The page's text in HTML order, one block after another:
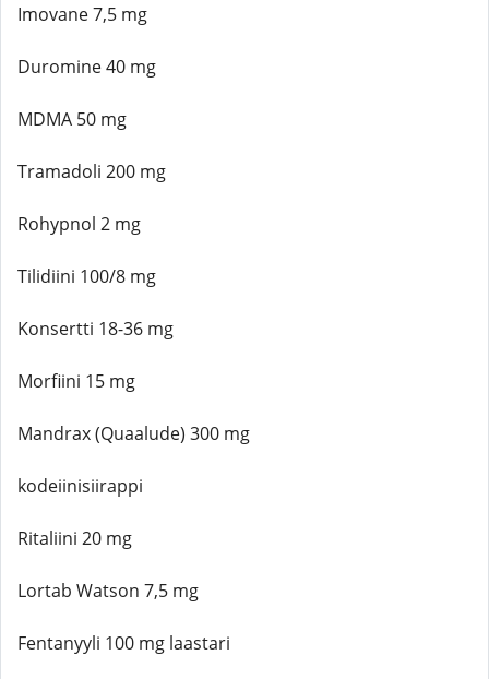
Imovane 7,5 mg
Duromine 40 mg
MDMA 50 mg
Tramadoli 200 mg
Rohypnol 2 mg
Tilidiini 100/8 mg
Konsertti 18-36 mg
Morfiini 15 mg
Mandrax (Quaalude) 300 mg
kodeiinisiirappi
Ritaliini 20 mg
Lortab Watson 7,5 mg
Fentanyyli 100 mg laastari